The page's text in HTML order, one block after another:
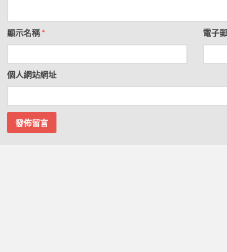
顯示名稱* 電子
個人網站網址
別是在哪？技能!！
道上